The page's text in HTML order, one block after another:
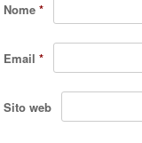
Nome*
Email*
Sito web